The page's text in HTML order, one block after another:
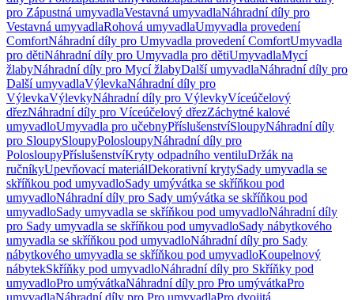
pro Zápustná umyvadlaVestavná umyvadlaNáhradní díly pro
Vestavná umyvadlaRohová umyvadlaUmyvadla provedení
ComfortNáhradní díly pro Umyvadla provedení ComfortUmyvadla
pro dětiNáhradní díly pro Umyvadla pro dětiUmyvadlaMycí
žlabyNáhradní díly pro Mycí žlabyDalší umyvadlaNáhradní díly pro
Další umyvadlaVýlevkaNáhradní díly pro
VýlevkaVýlevkyNáhradní díly pro VýlevkyVíceúčelový
dřezNáhradní díly pro Víceúčelový dřezZáchytné kalové
umyvadloUmyvadla pro učebnyPříslušenstvíSloupyNáhradní díly
pro SloupySloupyPolosloupyNáhradní díly pro
PolosloupyPříslušenstvíKryty odpadního ventiluDržák na
ručníkyUpevňovací materiálDekorativní krytySady umyvadla se
skříňkou pod umyvadloSady umývátka se skříňkou pod
umyvadloNáhradní díly pro Sady umývátka se skříňkou pod
umyvadloSady umyvadla se skříňkou pod umyvadloNáhradní díly
pro Sady umyvadla se skříňkou pod umyvadloSady nábytkového
umyvadla se skříňkou pod umyvadloNáhradní díly pro Sady
nábytkového umyvadla se skříňkou pod umyvadloKoupelnový
nábytekSkříňky pod umyvadloNáhradní díly pro Skříňky pod
umyvadloPro umývátkaNáhradní díly pro Pro umývátkaPro
umyvadlaNáhradní díly pro Pro umyvadlaPro dvojitá